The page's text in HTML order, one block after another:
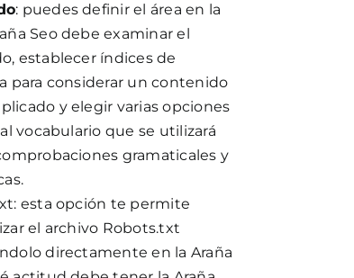
: puedes definir el área en la
Seo debe examinar el
establecer índices de
para considerar un contenido
y elegir varias opciones
vocabulario que se utilizará
gramaticales y
esta opción te permite
el archivo Robots.txt
directamente en la Araña